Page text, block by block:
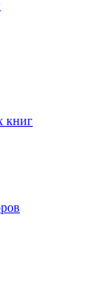
книг